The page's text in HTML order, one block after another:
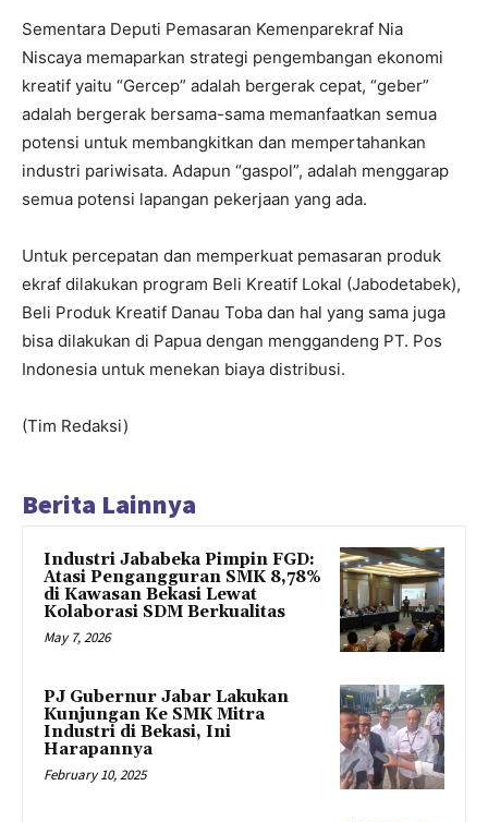
Sementara Deputi Pemasaran Kemenparekraf Nia
Niscaya memaparkan strategi pengembangan ekonomi
kreatif yaitu “Gercep” adalah bergerak cepat, “geber”
adalah bergerak bersama-sama memanfaatkan semua
potensi untuk membangkitkan dan mempertahankan
industri pariwisata. Adapun “gaspol”, adalah menggarap
semua potensi lapangan pekerjaan yang ada.
Untuk percepatan dan memperkuat pemasaran produk
ekraf dilakukan program Beli Kreatif Lokal (Jabodetabek),
Beli Produk Kreatif Danau Toba dan hal yang sama juga
bisa dilakukan di Papua dengan menggandeng PT. Pos
Indonesia untuk menekan biaya distribusi.
(Tim Redaksi)
Berita Lainnya
Industri Jababeka Pimpin FGD:
Atasi Pengangguran SMK 8,78%
di Kawasan Bekasi Lewat
Kolaborasi SDM Berkualitas
May 7, 2026
PJ Gubernur Jabar Lakukan
Kunjungan Ke SMK Mitra
Industri di Bekasi, Ini
Harapannya
February 10, 2025